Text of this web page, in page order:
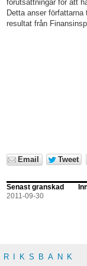
förutsättningar för att
Detta anser
resultat från
Email Tweet
Senast granskad
2011-09-30